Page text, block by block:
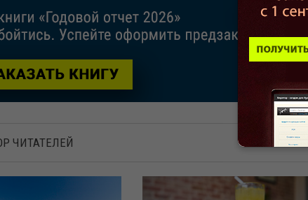
ЧИТАТЕЛЕЙ